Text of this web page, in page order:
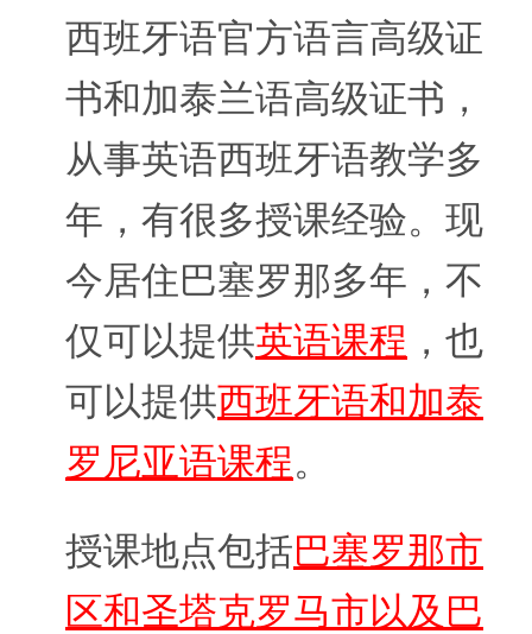
西班牙语官方语言高级证
书和加泰兰语高级证书，
从事英语西班牙语教学多
年，有很多授课经验。现
今居住巴塞罗那多年，不
仅可以提供英语课程 ，也
可以提供西班牙语和加泰
罗尼亚语课程。
授课地点包括巴塞罗那市
区和圣塔克罗马市以及巴